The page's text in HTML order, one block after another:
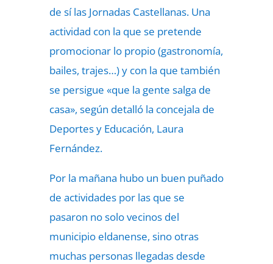
de sí las Jornadas Castellanas. Una
actividad con la que se pretende
promocionar lo propio (gastronomía,
bailes, trajes…) y con la que también
se persigue «que la gente salga de
casa», según detalló la concejala de
Deportes y Educación, Laura
Fernández.
Por la mañana hubo un buen puñado
de actividades por las que se
pasaron no solo vecinos del
municipio eldanense, sino otras
muchas personas llegadas desde